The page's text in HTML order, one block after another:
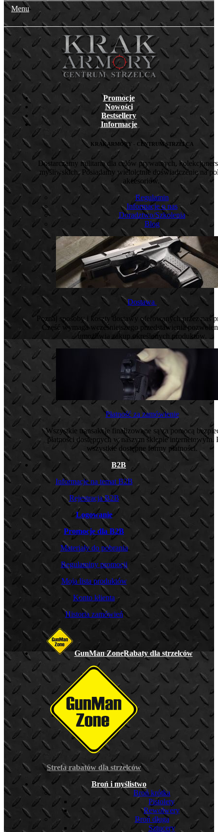
Menu
Promocje
Nowości
Bestsellery
Informacje
KRAKARMORY - CENTRUM STRZELCA
Dostarczamy militaria dla celów prywatnych,
myśliwskich. Posiadamy wieloletnie doświadczenie na
akcesoriów.
Regulamin
Informacje o nas
Doradztwo/Szkolenia
Blog
Dostawa
Poznaj sposoby i koszty dostawy oferowanych przez nas
Część wymaga wcześniejszego przedstawienia
umożliwia zakup określonych produktów.
Płatność za zamówienie
Wszystkie transakcje finalizowane są za pomocą
płatności dostępnych w naszym sklepie internetowym.
wszystkie dostępne formy płatności.
B2B
Informacje na temat B2B
Rejestracja B2B
Logowanie
Promocje dla B2B
Materiały do pobrania
Regulaminy promocji
Moja lista produktów
Konto klienta
Historia zamówień
GunMan ZoneRabaty dla strzelców
Strefa rabatów dla strzelców
Broń i myślistwo
Broń krótka
Pistolety
Rewolwery
Broń długa
Sztucery